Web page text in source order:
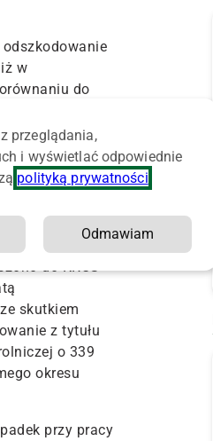
w
do
(7,5 proc.).
schorzeń
skóry oraz1
pracy
do KRUS
skutkiem
z tytułu
o 339
okresu
przy pracy
przeglądania,
i wyświetlać odpowiednie
polityką prywatności
Odmawiam